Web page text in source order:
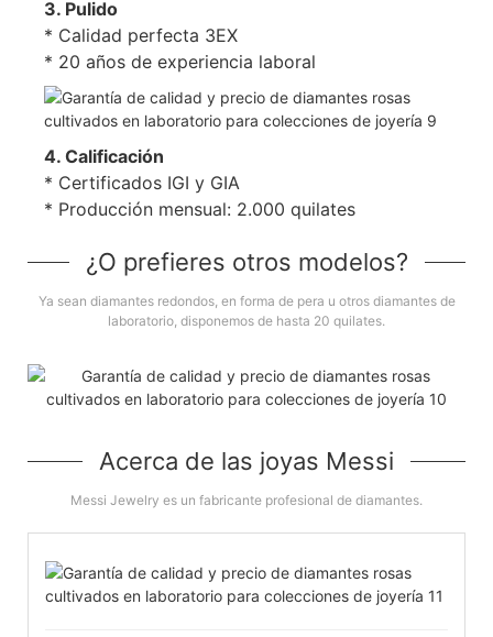
3. Pulido
* Calidad perfecta 3EX
* 20 años de experiencia laboral
4. Calificación
* Certificados IGI y GIA
* Producción mensual: 2.000 quilates
¿O prefieres otros modelos?
Ya sean diamantes redondos, en forma de pera u otros diamantes de
laboratorio, disponemos de hasta 20 quilates.
Acerca de las joyas Messi
Messi Jewelry es un fabricante profesional de diamantes.